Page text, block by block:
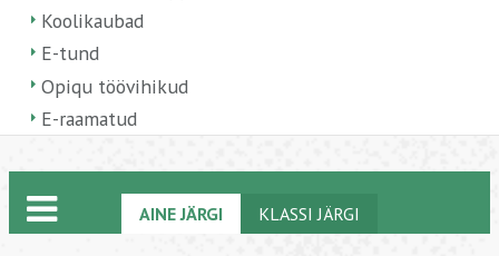
Koolikaubad
E-tund
Opiqu töövihikud
E-raamatud
AINE JÄRGI KLASSI JÄRGI